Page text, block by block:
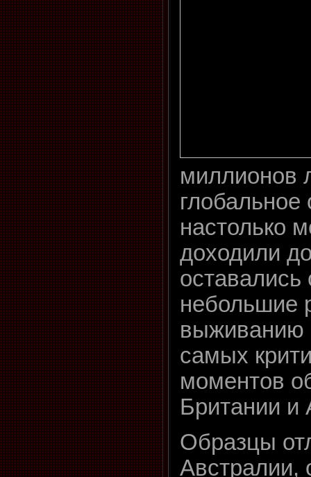
миллионов
настолько
доходили
небольшие
выживанию
самых
моментов
Британии и
Образцы
Австралии,